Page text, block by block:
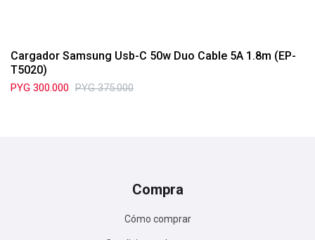
Cargador Samsung Usb-C 50w Duo Cable 5A 1.8m (EP-
T5020)
PYG 300.000 PYG 375.000
Compra
Cómo comprar